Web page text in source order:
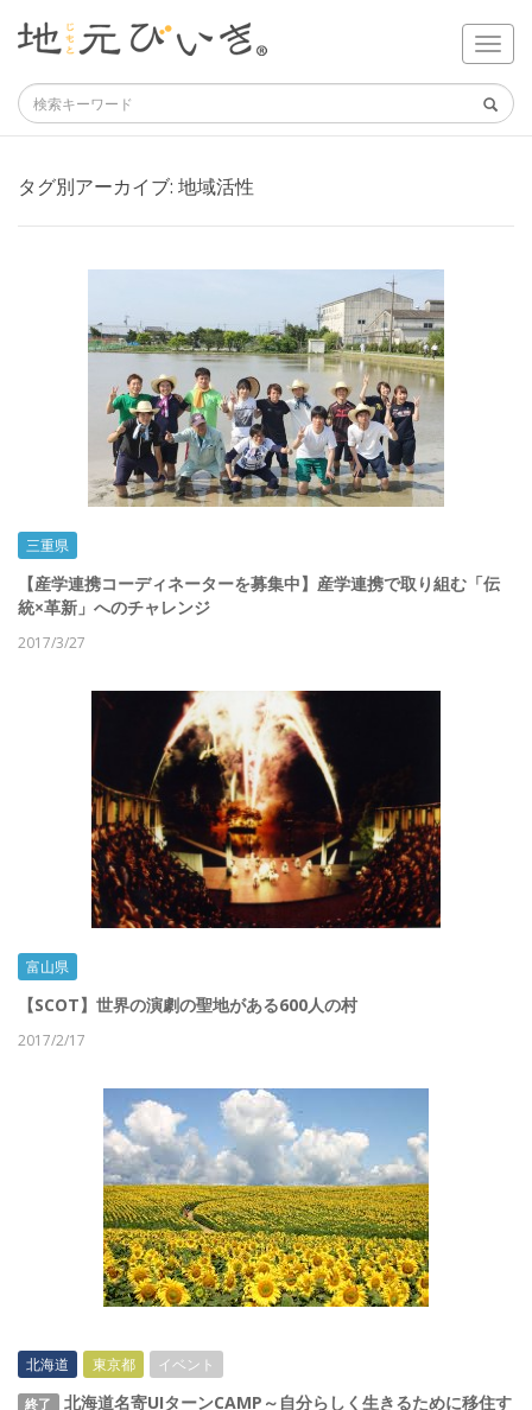
タグ別アーカイブ: 地域活性
三重県
【産学連携コーディネーターを募集中】産学連携で取り組む「伝
統×革新」へのチャレンジ
2017/3/27
富山県
【SCOT】世界の演劇の聖地がある600人の村
2017/2/17
北海道 東京都 イベント
終了
北海道名寄UIターンCAMP～自分らしく生きるために移住す